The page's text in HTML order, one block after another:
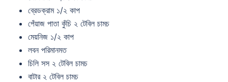
ব্রেডক্রাম ১/২ কাপ
পেঁয়াজ পাতা কুঁচি ২ টেবিল চামচ
মেয়নিজ ১/২ কাপ
লবন পরিমানমত
চিলি সস ২ টেবিল চামচ
বাটার ২ টেবিল চামচ